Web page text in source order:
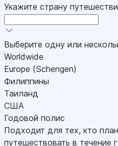
Укажите страну
Выберите одну или
Worldwide
Europe (Schengen)
Филиппины
Таиланд
США
Годовой полис
Подходит для тех, кто
путешествовать в течение